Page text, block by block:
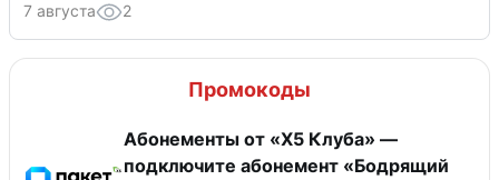
7 августа 2
Промокоды
Абонементы от «Х5 Клуба» —
подключите абонемент «Бодрящий